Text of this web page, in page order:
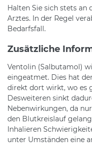
Halten Sie sich stets
Arztes. In der Regel
Bedarfsfall.
Zusätzliche
Ventolin (Salbutamol)
eingeatmet. Dies hat
direkt dort wirkt, wo es
Desweiteren sinkt
Nebenwirkungen, da
den Blutkreislauf
Inhalieren
unter Umständen eine